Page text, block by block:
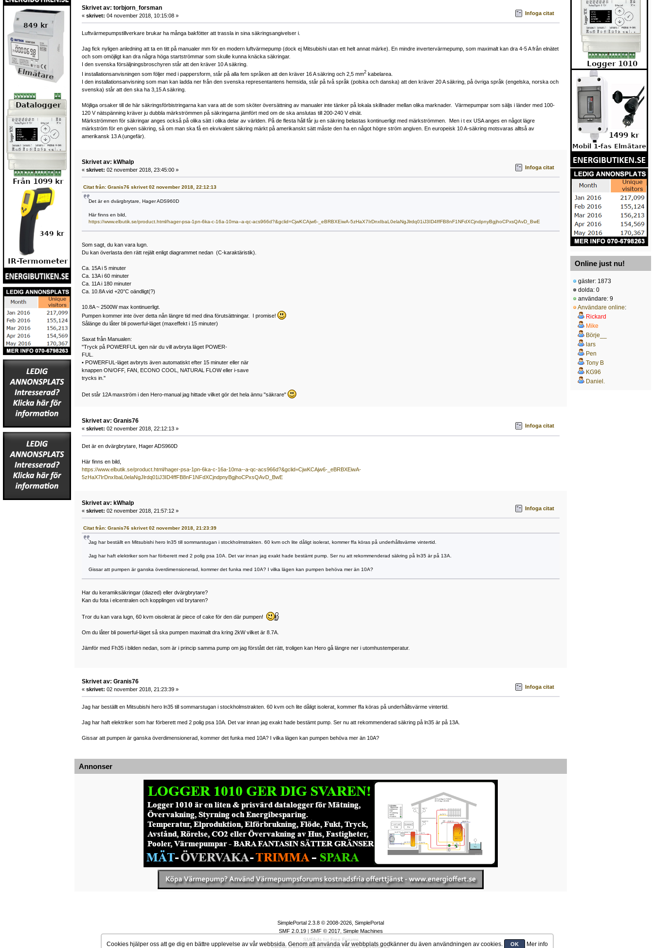
Skrivet av: torbjorn_forsman
« skrivet: 04 november 2018, 10:15:08 » Infoga citat
Luftvärmepumpstillverkare brukar ha många bakfötter att trassla in sina säkringsangivelser i.
Jag fick nyligen anledning att ta en titt på manualer mm för en modern luftvärmepump (dock ej Mitsubishi utan ett helt annat märke). En mindre invertervärmepump, som maximalt kan dra 4-5 A från elnätet
och som omöjligt kan dra några höga startströmmar som skulle kunna knäcka säkringar.
I den svenska försäljningsbroschyren står att den kräver 10 A säkring.
I installationsanvisningen som följer med i pappersform, står på alla fem språken att den kräver 16 A säkring och 2,5 mm2kabelarea.
I den installationsanvisning som man kan ladda ner från den svenska representantens hemsida, står på två språk (polska och danska) att den kräver 20 A säkring, på övriga språk (engelska, norska och
svenska) står att den ska ha 3,15 A säkring.
Möjliga orsaker till de här säkringsförbistringarna kan vara att de som sköter översättning av manualer inte tänker på lokala skillnader mellan olika marknader. Värmepumpar som säljs i länder med 100-
120 V nätspänning kräver ju dubbla märkströmmen på säkringarna jämfört med om de ska anslutas till 200-240 V elnät.
Märkströmmen för säkringar anges också på olika sätt i olika delar av världen. På de flesta håll får ju en säkring belastas kontinuerligt med märkströmmen. Men i t ex USA anges en något lägre
märkström för en given säkring, så om man ska få en ekvivalent säkring märkt på amerikanskt sätt måste den ha en något högre ström angiven. En europeisk 10 A-säkring motsvaras alltså av
amerikansk 13 A (ungefär).
Skrivet av: kWhalp
« skrivet: 02 november 2018, 23:45:00 » Infoga citat
Citat från: Granis76 skrivet 02 november 2018, 22:12:13
Det är en dvärgbrytare, Hager ADS960D
Här finns en bild,
https://www.elbutik.se/product.html/hager-psa-1pn-6ka-c-16a-10ma--a-qc-acs966d?&gclid=CjwKCAjw6-_eBRBXEiwA-5zHaX7IrDnxIbaL0elaNgJlrdq01iJ3ID4ffFB8nF1NFdXCjndpnyBgjhoCPxsQAvD_BwE
Som sagt, du kan vara lugn.
Du kan överlasta den rätt rejält enligt diagrammet nedan (C-karaktäristik).
Ca. 15A i 5 minuter
Ca. 13A i 60 minuter
Ca. 11A i 180 minuter
Ca. 10.8A vid +20°C oändligt(?)
10.8A ~ 2500W max kontinuerligt.
Pumpen kommer inte över detta nån längre tid med dina förutsättningar. I promise!
Sålänge du låter bli powerful-läget (maxeffekt i 15 minuter)
Saxat från Manualen:
"Tryck på POWERFUL igen när du vill avbryta läget POWER-
FUL.
• POWERFUL-läget avbryts även automatiskt efter 15 minuter eller när
knappen ON/OFF, FAN, ECONO COOL, NATURAL FLOW eller i-save
trycks in."
Det står 12A maxström i den Hero-manual jag hittade vilket gör det hela ännu "säkrare"
Skrivet av: Granis76
« skrivet: 02 november 2018, 22:12:13 » Infoga citat
Det är en dvärgbrytare, Hager ADS960D
Här finns en bild,
https://www.elbutik.se/product.html/hager-psa-1pn-6ka-c-16a-10ma--a-qc-acs966d?&gclid=CjwKCAjw6-_eBRBXEiwA-
5zHaX7IrDnxIbaL0elaNgJlrdq01iJ3ID4ffFB8nF1NFdXCjndpnyBgjhoCPxsQAvD_BwE
Skrivet av: kWhalp
« skrivet: 02 november 2018, 21:57:12 » Infoga citat
Citat från: Granis76 skrivet 02 november 2018, 21:23:39
Jag har beställt en Mitsubishi hero ln35 till sommarstugan i stockholmstrakten. 60 kvm och lite dåligt isolerat, kommer ffa köras på underhållsvärme vintertid.
Jag har haft elektriker som har förberett med 2 polig psa 10A. Det var innan jag exakt hade bestämt pump. Ser nu att rekommenderad säkring på ln35 är på 13A.
Gissar att pumpen är ganska överdimensionerad, kommer det funka med 10A? I vilka lägen kan pumpen behöva mer än 10A?
Har du keramiksäkringar (diazed) eller dvärgbrytare?
Kan du fota i elcentralen och kopplingen vid brytaren?
Tror du kan vara lugn, 60 kvm oisolerat är piece of cake för den där pumpen!
Om du låter bli powerful-läget så ska pumpen maximalt dra kring 2kW vilket är 8.7A.
Jämför med Fh35 i bilden nedan, som är i princip samma pump om jag förstått det rätt, troligen kan Hero gå längre ner i utomhustemperatur.
Skrivet av: Granis76
« skrivet: 02 november 2018, 21:23:39 » Infoga citat
Jag har beställt en Mitsubishi hero ln35 till sommarstugan i stockholmstrakten. 60 kvm och lite dåligt isolerat, kommer ffa köras på underhållsvärme vintertid.
Jag har haft elektriker som har förberett med 2 polig psa 10A. Det var innan jag exakt hade bestämt pump. Ser nu att rekommenderad säkring på ln35 är på 13A.
Gissar att pumpen är ganska överdimensionerad, kommer det funka med 10A? I vilka lägen kan pumpen behöva mer än 10A?
Annonser
Online just nu!
gäster: 1873
dolda: 0
användare: 9
Användare online:
Rickard
Mike
Börje__
lars
Pen
Tony B
KG96
Daniel.
SimplePortal 2.3.8 © 2008-2026, SimplePortal
SMF 2.0.19| SMF © 2017, Simple Machines
SMFAdsfor Free Forums
Cookies hjälper oss att ge dig en bättre upplevelse av vår webbsida. Genom att använda vår webbplats godkänner du även användningen av cookies. OK Mer info